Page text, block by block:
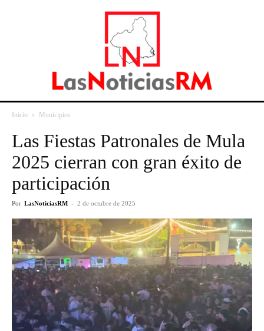
Inicio Municipios
Las Fiestas Patronales de Mula
2025 cierran con gran éxito de
participación
Por LasNoticiasRM - 2 de octubre de 2025